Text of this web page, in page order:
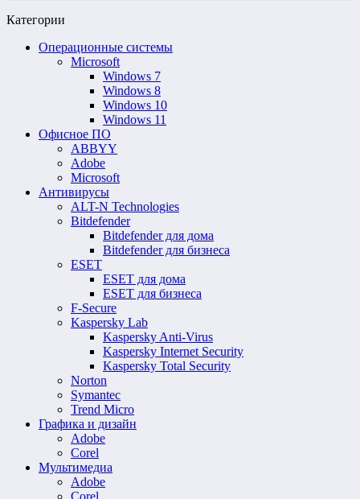
Категории
Операционные системы
Microsoft
Windows 7
Windows 8
Windows 10
Windows 11
Офисное ПО
ABBYY
Adobe
Microsoft
Антивирусы
ALT-N Technologies
Bitdefender
Bitdefender для дома
Bitdefender для бизнеса
ESET
ESET для дома
ESET для бизнеса
F-Secure
Kaspersky Lab
Kaspersky Anti-Virus
Kaspersky Internet Security
Kaspersky Total Security
Norton
Symantec
Trend Micro
Графика и дизайн
Adobe
Corel
Мультимедиа
Adobe
Corel